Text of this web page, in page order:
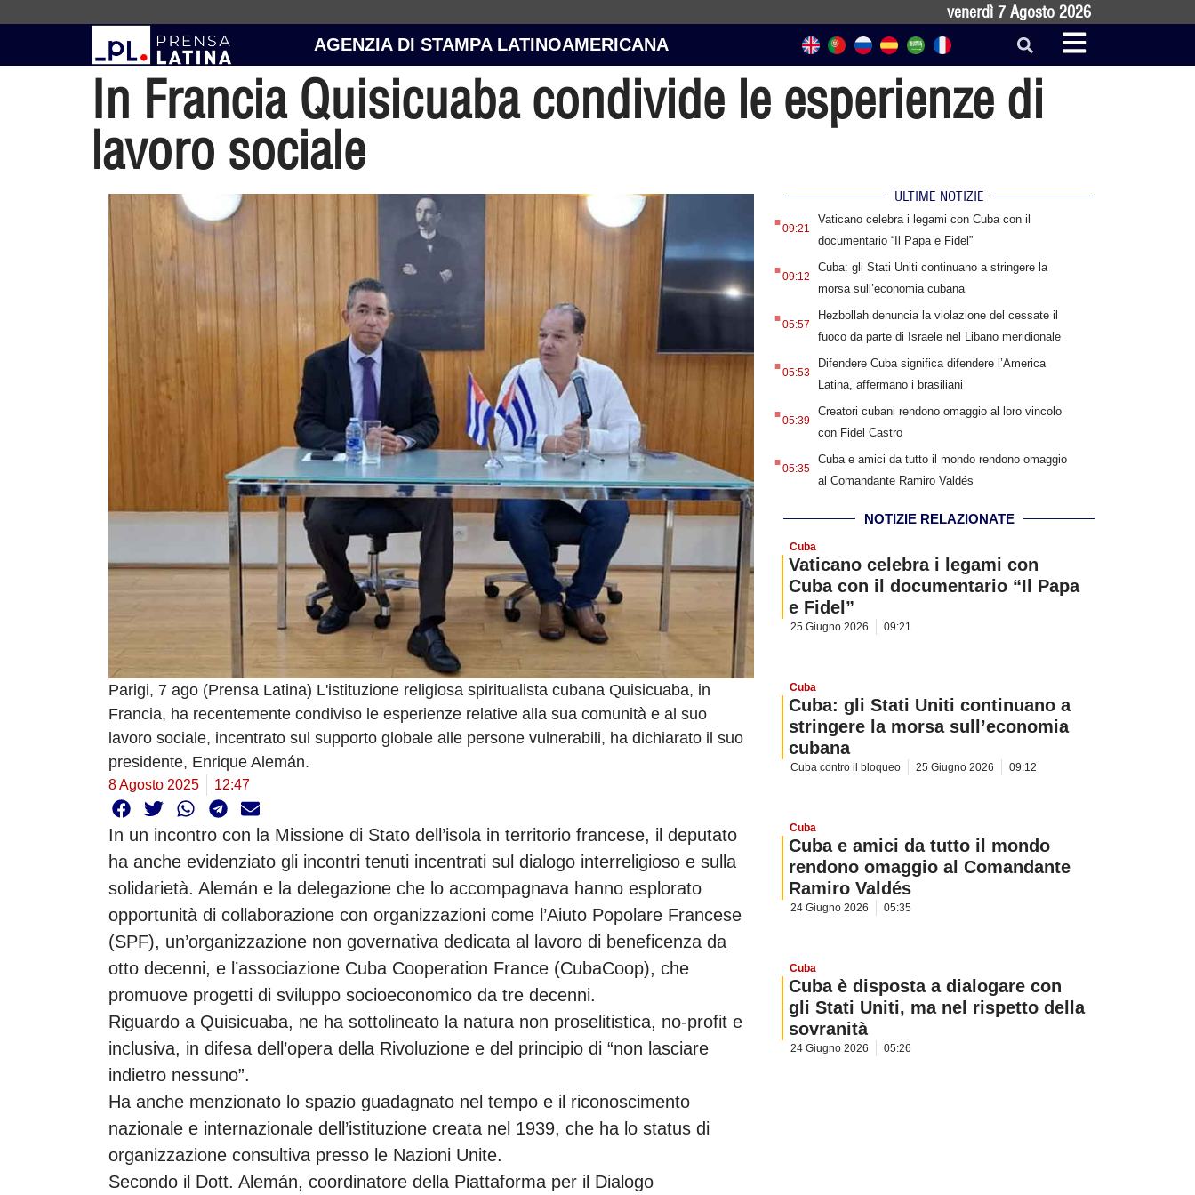
venerdì 7 Agosto 2026
AGENZIA DI STAMPA LATINOAMERICANA
In Francia Quisicuaba condivide le esperienze di
lavoro sociale
Parigi, 7 ago (Prensa Latina) L'istituzione religiosa spiritualista cubana Quisicuaba, in
Francia, ha recentemente condiviso le esperienze relative alla sua comunità e al suo
lavoro sociale, incentrato sul supporto globale alle persone vulnerabili, ha dichiarato il suo
presidente, Enrique Alemán.
8 Agosto 2025 12:47
In un incontro con la Missione di Stato dell’isola in territorio francese, il deputato
ha anche evidenziato gli incontri tenuti incentrati sul dialogo interreligioso e sulla
solidarietà. Alemán e la delegazione che lo accompagnava hanno esplorato
opportunità di collaborazione con organizzazioni come l’Aiuto Popolare Francese
(SPF), un’organizzazione non governativa dedicata al lavoro di beneficenza da
otto decenni, e l’associazione Cuba Cooperation France (CubaCoop), che
promuove progetti di sviluppo socioeconomico da tre decenni.
Riguardo a Quisicuaba, ne ha sottolineato la natura non proselitistica, no-profit e
inclusiva, in difesa dell’opera della Rivoluzione e del principio di “non lasciare
indietro nessuno”.
Ha anche menzionato lo spazio guadagnato nel tempo e il riconoscimento
nazionale e internazionale dell’istituzione creata nel 1939, che ha lo status di
organizzazione consultiva presso le Nazioni Unite.
Secondo il Dott. Alemán, coordinatore della Piattaforma per il Dialogo
ULTIME NOTIZIE
.09:21
Vaticano celebra i legami con Cuba con il
documentario “Il Papa e Fidel”
.09:12
Cuba: gli Stati Uniti continuano a stringere la
morsa sull’economia cubana
.05:57
Hezbollah denuncia la violazione del cessate il
fuoco da parte di Israele nel Libano meridionale
.05:53
Difendere Cuba significa difendere l’America
Latina, affermano i brasiliani
.05:39
Creatori cubani rendono omaggio al loro vincolo
con Fidel Castro
.05:35
Cuba e amici da tutto il mondo rendono omaggio
al Comandante Ramiro Valdés
NOTIZIE RELAZIONATE
Cuba
Vaticano celebra i legami con
Cuba con il documentario “Il Papa
e Fidel”
25 Giugno 2026 09:21
Cuba
Cuba: gli Stati Uniti continuano a
stringere la morsa sull’economia
cubana
Cuba contro il bloqueo 25 Giugno 2026 09:12
Cuba
Cuba e amici da tutto il mondo
rendono omaggio al Comandante
Ramiro Valdés
24 Giugno 2026 05:35
Cuba
Cuba è disposta a dialogare con
gli Stati Uniti, ma nel rispetto della
sovranità
24 Giugno 2026 05:26